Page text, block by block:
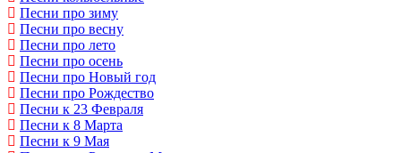
Песни про зиму
Песни про весну
Песни про лето
Песни про осень
Песни про Новый год
Песни про Рождество
Песни к 23 Февраля
Песни к 8 Марта
Песни к 9 Мая